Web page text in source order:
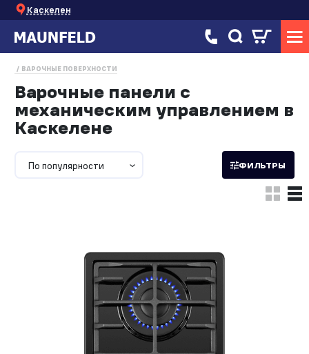
Каскелен
ВАРОЧНЫЕ ПОВЕРХНОСТИ
Варочные панели с
механическим управлением в
Каскелене
По популярности ФИЛЬТРЫ